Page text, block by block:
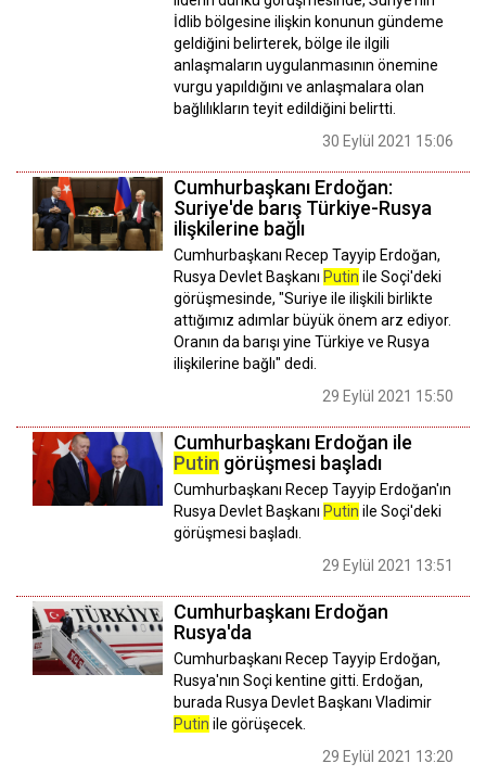
İdlib bölgesine ilişkin konunun gündeme
geldiğini belirterek, bölge ile ilgili
anlaşmaların uygulanmasının önemine
vurgu yapıldığını ve anlaşmalara olan
bağlılıkların teyit edildiğini belirtti.
30 Eylül 2021 15:06
Cumhurbaşkanı Erdoğan:
Suriye'de barış Türkiye-Rusya
ilişkilerine bağlı
Cumhurbaşkanı Recep Tayyip Erdoğan,
Rusya Devlet Başkanı Putin ile Soçi'deki
görüşmesinde, "Suriye ile ilişkili birlikte
attığımız adımlar büyük önem arz ediyor.
Oranın da barışı yine Türkiye ve Rusya
ilişkilerine bağlı" dedi.
29 Eylül 2021 15:50
Cumhurbaşkanı Erdoğan ile
Putin görüşmesi başladı
Cumhurbaşkanı Recep Tayyip Erdoğan'ın
Rusya Devlet Başkanı Putin ile Soçi'deki
görüşmesi başladı.
29 Eylül 2021 13:51
Cumhurbaşkanı Erdoğan
Rusya'da
Cumhurbaşkanı Recep Tayyip Erdoğan,
Rusya'nın Soçi kentine gitti. Erdoğan,
burada Rusya Devlet Başkanı Vladimir
Putin ile görüşecek.
29 Eylül 2021 13:20